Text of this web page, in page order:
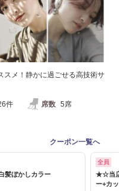
メ！静かに過ごせる高技術サ
件 席数 5席
クーポン一覧へ
髪ぼかしカラー
全員
★☆当
ー+カ